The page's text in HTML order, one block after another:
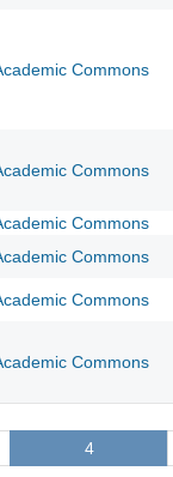
Commons
Commons
Commons
Commons
Commons
Commons
4